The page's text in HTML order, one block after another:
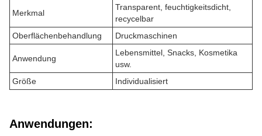
Merkmal
Transparent, feuchtigkeitsdicht,
recycelbar
Oberflächenbehandlung
Druckmaschinen
Anwendung
Lebensmittel, Snacks, Kosmetika
usw.
Größe
Individualisiert
Anwendungen: